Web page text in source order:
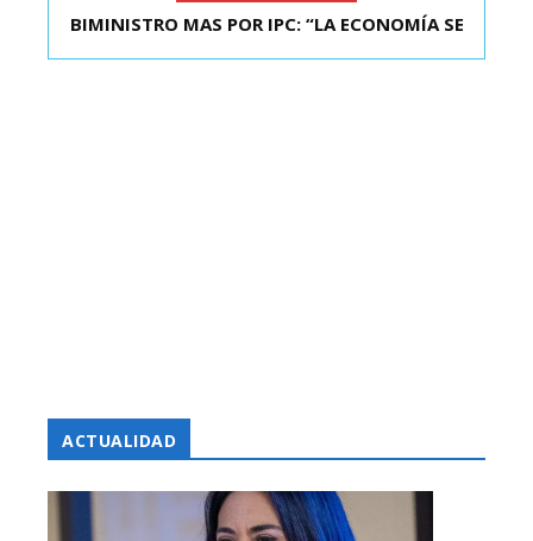
KAST SE REUNIÓ CON EL PRESIDENTE ELECTO DE
BIMINISTRO MAS POR IPC: “LA ECONOMÍA SE
ACTUALIDAD